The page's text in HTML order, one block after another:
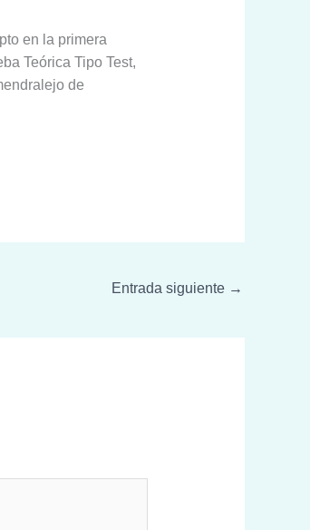
en la primera
Teórica Tipo Test,
de
Entrada siguiente →